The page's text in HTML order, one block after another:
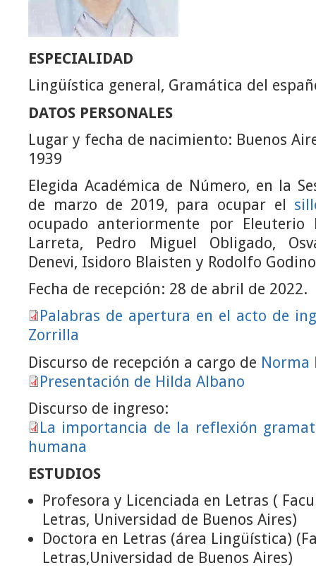
ESPECIALIDAD
Lingüística general, Gramática del
DATOS PERSONALES
Lugar y fecha de nacimiento: Buenos
1939
Elegida Académica de Número, en la
de marzo de 2019, para ocupar el
ocupado anteriormente por Eleuterio
Larreta, Pedro Miguel Obligado,
Denevi, Isidoro Blaisten y Rodolfo
Fecha de recepción: 28 de abril de 2022.
Palabras de apertura en el acto de
Zorrilla
Discurso de recepción a cargo de Norma
Presentación de Hilda Albano
Discurso de ingreso:
La importancia de la reflexión
humana
ESTUDIOS
Profesora y Licenciada en Letras (
Letras, Universidad de Buenos Aires)
Doctora en Letras (área Lingüística)
Letras,Universidad de Buenos Aires)